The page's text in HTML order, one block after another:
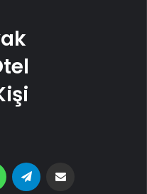
WhatsApp